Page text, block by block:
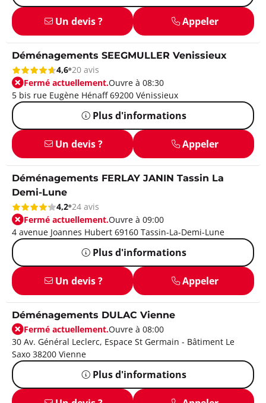
Un devis ? Appeler
Déménagements SEEGMULLER Venissieux
4,6 20 avis
Fermé actuellement.Ouvre à 08:30
5 bis rue Eugène Hénaff 69200 Vénissieux
Plus d'informations
Un devis ? Appeler
Déménagements FERLAY JANIN Tassin La
Demi-Lune
4,2 24 avis
Fermé actuellement.Ouvre à 09:00
4 avenue Joannes Hubert 69160 Tassin-La-Demi-Lune
Plus d'informations
Un devis ? Appeler
Déménagements DULAC Vienne
Fermé actuellement.Ouvre à 08:00
30 Av. Général Leclerc, Espace St Germain - Bâtiment Le
Saxo 38200 Vienne
Plus d'informations